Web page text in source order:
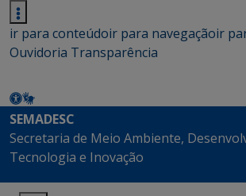
ir para conteúdoir para navegaçãoir
Ouvidoria Transparência
SEMADESC
Secretaria de Meio Ambiente,
Tecnologia e Inovação